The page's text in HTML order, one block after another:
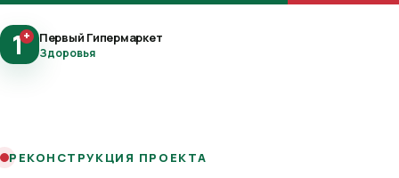
1+ Первый Гипермаркет
Здоровья
РЕКОНСТРУКЦИЯ ПРОЕКТА